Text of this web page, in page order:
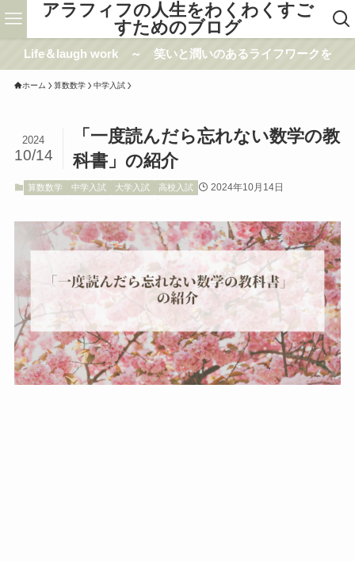
アラフィフの人生をわくわくすご
すためのブログ
Life＆laugh work ～ 笑いと潤いのあるライフワークを
ホーム 算数数学 中学入試
「一度読んだら忘れない数学の教
科書」の紹介
2024
10/14
算数数学 中学入試 大学入試 高校入試 2024年10月14日